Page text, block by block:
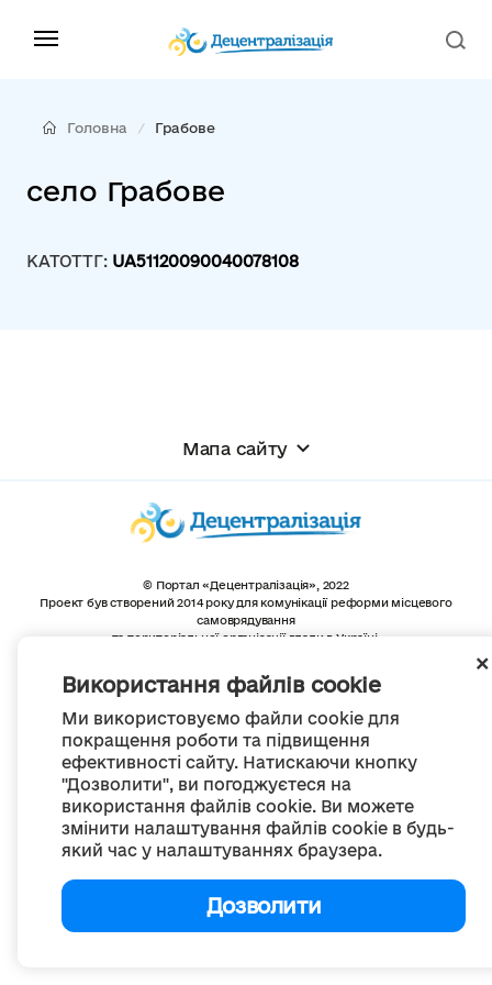
Використання файлів cookie
Ми використовуємо файли cookie для
покращення роботи та підвищення
ефективності сайту. Натискаючи кнопку
"Дозволити", ви погоджуєтеся на
використання файлів cookie. Ви можете
змінити налаштування файлів cookie в будь-
який час у налаштуваннях браузера.
Дозволити
Головна Грабове
село Грабове
КАТОТТГ: UA51120090040078108
Мапа сайту
© Портал «Децентралізація», 2022
Проект був створений 2014 року для комунікації реформи місцевого
самоврядування
та територіальної організації влади в Україні.
Весь контент доступний за ліцензією
Creative Commons Attribution 4.0 International license,
якщо не зазначено інше